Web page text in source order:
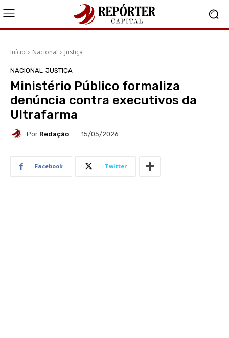
Início Nacional Justiça
NACIONAL JUSTIÇA
Ministério Público formaliza
denúncia contra executivos da
Ultrafarma
Por Redação 15/05/2026
Facebook Twitter